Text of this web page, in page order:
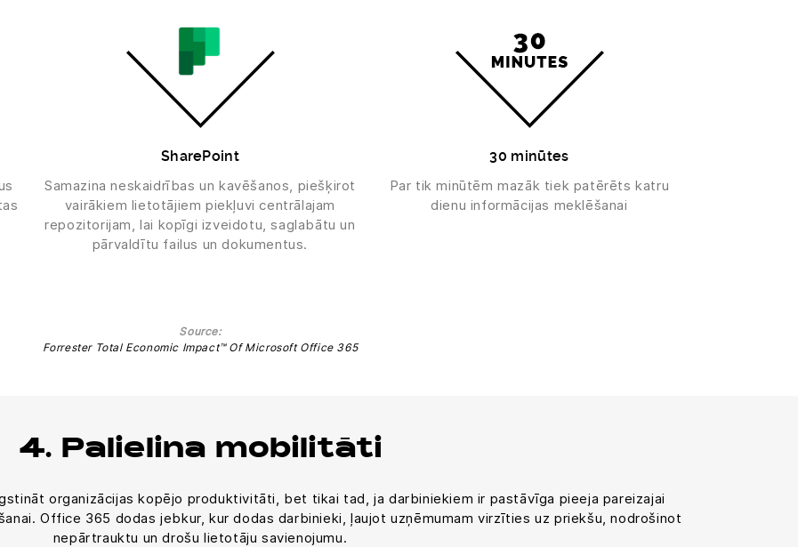
SharePoint
Samazina neskaidrības un kavēšanos, piešķirot
vairākiem lietotājiem piekļuvi centrālajam
repozitorijam, lai kopīgi izveidotu, saglabātu un
pārvaldītu failus un dokumentus.
30 minūtes
Par tik minūtēm mazāk tiek patērēts katru
dienu informācijas meklēšanai
Source:
Forrester Total Economic Impact™ Of Microsoft Office 365
4. Palielina mobilitāti
organizācijas kopējo produktivitāti, bet tikai tad, ja darbiniekiem ir pastāvīga pieeja pareizajai
Office 365 dodas jebkur, kur dodas darbinieki, ļaujot uzņēmumam virzīties uz priekšu, nodrošinot
nepārtrauktu un drošu lietotāju savienojumu.